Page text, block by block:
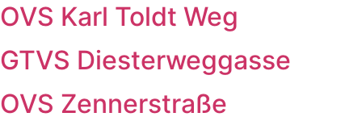
OVS Karl Toldt Weg
GTVS Diesterweggasse
OVS Zennerstraße